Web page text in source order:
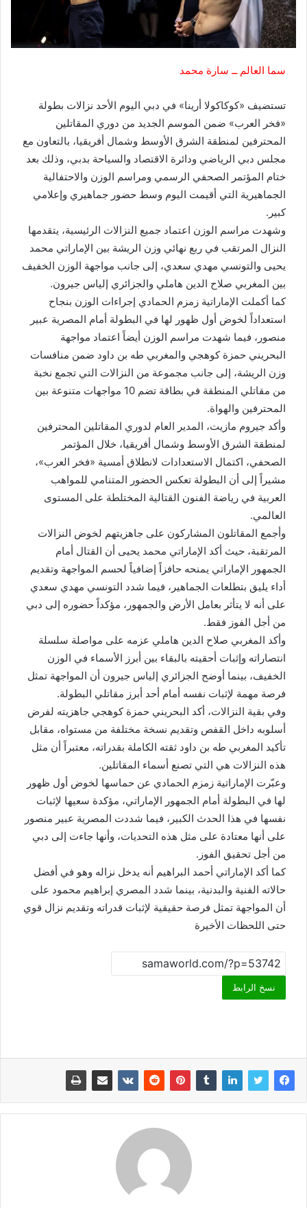
سما العالم ــ سارة محمد
تستضيف «كوكاكولا أرينا» في دبي اليوم الأحد نزالات بطولة
«فخر العرب» ضمن الموسم الجديد من دوري المقاتلين
المحترفين لمنطقة الشرق الأوسط وشمال أفريقيا، بالتعاون مع
مجلس دبي الرياضي ودائرة الاقتصاد والسياحة بدبي، وذلك بعد
ختام المؤتمر الصحفي الرسمي ومراسم الوزن والاحتفالية
الجماهيرية التي أقيمت اليوم وسط حضور جماهيري وإعلامي
كبير.
وشهدت مراسم الوزن اعتماد جميع النزالات الرئيسية، يتقدمها
النزال المرتقب في ربع نهائي وزن الريشة بين الإماراتي محمد
يحيى والتونسي مهدي سعدي، إلى جانب مواجهة الوزن الخفيف
بين المغربي صلاح الدين هاملي والجزائري إلياس جيرون.
كما أكملت الإماراتية زمزم الحمادي إجراءات الوزن بنجاح
استعداداً لخوض أول ظهور لها في البطولة أمام المصرية عبير
منصور، فيما شهدت مراسم الوزن أيضاً اعتماد مواجهة
البحريني حمزة كوهجي والمغربي طه بن داود ضمن منافسات
وزن الريشة، إلى جانب مجموعة من النزالات التي تجمع نخبة
من مقاتلي المنطقة في بطاقة تضم 10 مواجهات متنوعة بين
المحترفين والهواة.
وأكد جيروم مازيت، المدير العام لدوري المقاتلين المحترفين
لمنطقة الشرق الأوسط وشمال أفريقيا، خلال المؤتمر
الصحفي، اكتمال الاستعدادات لانطلاق أمسية «فخر العرب»،
مشيراً إلى أن البطولة تعكس الحضور المتنامي للمواهب
العربية في رياضة الفنون القتالية المختلطة على المستوى
العالمي.
وأجمع المقاتلون المشاركون على جاهزيتهم لخوض النزالات
المرتقبة، حيث أكد الإماراتي محمد يحيى أن القتال أمام
الجمهور الإماراتي يمنحه حافزاً إضافياً لحسم المواجهة وتقديم
أداء يليق بتطلعات الجماهير، فيما شدد التونسي مهدي سعدي
على أنه لا يتأثر بعامل الأرض والجمهور، مؤكداً حضوره إلى دبي
من أجل الفوز فقط.
وأكد المغربي صلاح الدين هاملي عزمه على مواصلة سلسلة
انتصاراته وإثبات أحقيته بالبقاء بين أبرز الأسماء في الوزن
الخفيف، بينما أوضح الجزائري إلياس جيرون أن المواجهة تمثل
فرصة مهمة لإثبات نفسه أمام أحد أبرز مقاتلي البطولة.
وفي بقية النزالات، أكد البحريني حمزة كوهجي جاهزيته لفرض
أسلوبه داخل القفص وتقديم نسخة مختلفة من مستواه، مقابل
تأكيد المغربي طه بن داود ثقته الكاملة بقدراته، معتبراً أن مثل
هذه النزالات هي التي تصنع أسماء المقاتلين.
وعبّرت الإماراتية زمزم الحمادي عن حماسها لخوض أول ظهور
لها في البطولة أمام الجمهور الإماراتي، مؤكدة سعيها لإثبات
نفسها في هذا الحدث الكبير، فيما شددت المصرية عبير منصور
على أنها معتادة على مثل هذه التحديات، وأنها جاءت إلى دبي
من أجل تحقيق الفوز.
كما أكد الإماراتي أحمد البراهيم أنه يدخل نزاله وهو في أفضل
حالاته الفنية والبدنية، بينما شدد المصري إبراهيم محمود على
أن المواجهة تمثل فرصة حقيقية لإثبات قدراته وتقديم نزال قوي
حتى اللحظات الأخيرة
نسخ الرابط